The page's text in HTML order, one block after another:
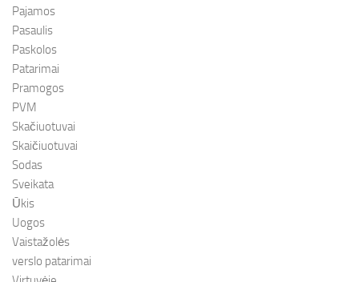
Pajamos
Pasaulis
Paskolos
Patarimai
Pramogos
PVM
Skačiuotuvai
Skaičiuotuvai
Sodas
Sveikata
Ūkis
Uogos
Vaistažolės
verslo patarimai